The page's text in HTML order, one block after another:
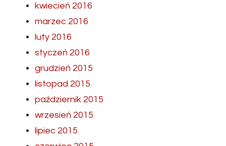
kwiecień 2016
marzec 2016
luty 2016
styczeń 2016
grudzień 2015
listopad 2015
październik 2015
wrzesień 2015
lipiec 2015